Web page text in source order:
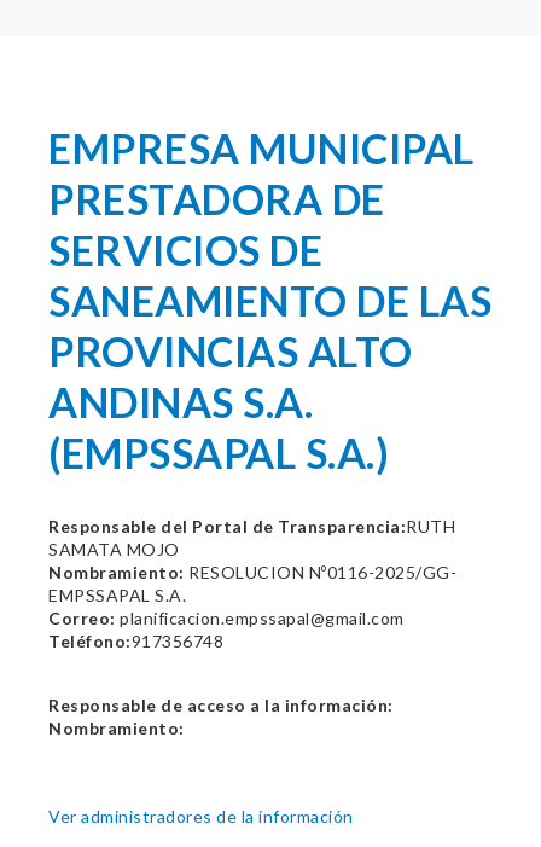
EMPRESA MUNICIPAL
PRESTADORA DE
SERVICIOS DE
SANEAMIENTO DE LAS
PROVINCIAS ALTO
ANDINAS S.A.
(EMPSSAPAL S.A.)
Responsable del Portal de Transparencia:RUTH
SAMATA MOJO
Nombramiento: RESOLUCION Nº0116-2025/GG-
EMPSSAPAL S.A.
Correo: planificacion.empssapal@gmail.com
Teléfono:917356748
Responsable de acceso a la información:
Nombramiento:
Ver administradores de la información